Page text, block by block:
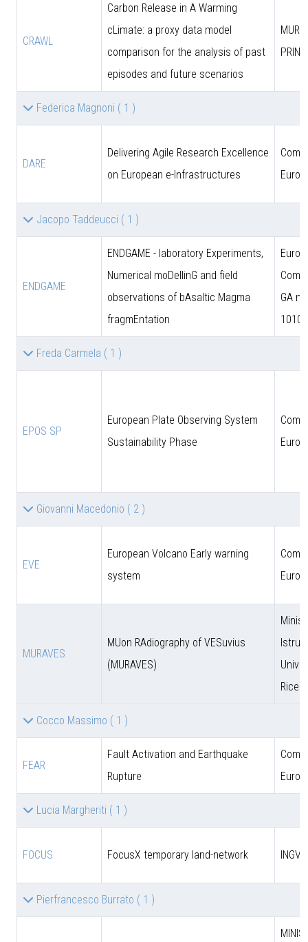
CRAWL
Carbon Release in A Warming
cLimate: a proxy data model
comparison for the analysis of past
episodes and future scenarios
MUR
PRIN)
Federica Magnoni ( 1 )
DARE
Delivering Agile Research Excellence
on European e-Infrastructures
Jacopo Taddeucci ( 1 )
ENDGAME
ENDGAME - laboratory Experiments,
Numerical moDellinG and field
observations of bAsaltic Magma
fragmEntation
GA n.
Freda Carmela ( 1 )
EPOS SP
European Plate Observing System
Sustainability Phase
Giovanni Macedonio ( 2 )
EVE
European Volcano Early warning
system
MURAVES
MUon RAdiography of VESuvius
(MURAVES)
Cocco Massimo ( 1 )
FEAR
Fault Activation and Earthquake
Rupture
Lucia Margheriti ( 1 )
FOCUS FocusX temporary land-network INGV
Pierfrancesco Burrato ( 1 )